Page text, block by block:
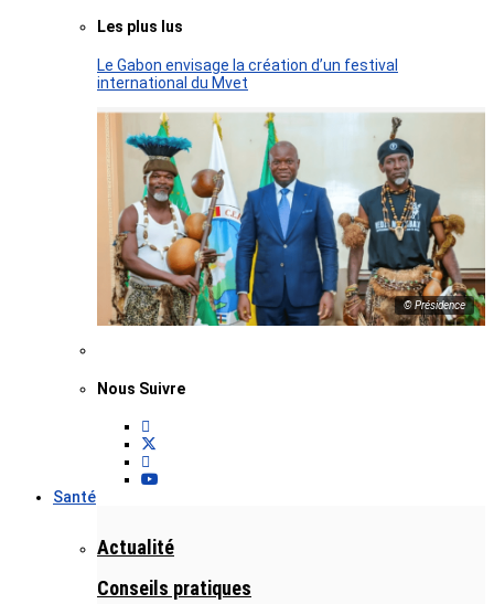
Les plus lus
Le Gabon envisage la création d’un festival
international du Mvet
© Présidence
Nous Suivre
Santé
Actualité
Conseils pratiques